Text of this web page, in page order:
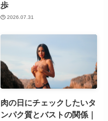
歩
2026.07.31
肉の日にチェックしたいタ
ンパク質とバストの関係｜